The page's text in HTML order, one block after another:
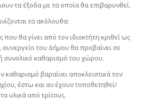
τα έξοδα με τα οποία θα επιβαρυνθεί.
τα ακόλουθα:
που θα γίνει από τον ιδιοκτήτη κριθεί ως
συνεργείο του Δήμου θα προβαίνει σε
συνολικό καθαρισμό του χώρου.
καθαρισμό βαραίνει αποκλειστικά τον
έστω και αν έχουν τοποθετηθεί/
υλικά από τρίτους.